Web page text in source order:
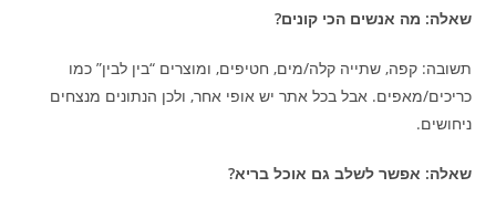
שאלה: מה אנשים הכי קונים?
תשובה: קפה, שתייה קלה/מים, חטיפים, ומוצרים “בין לבין” כמו
כריכים/מאפים. אבל בכל אתר יש אופי אחר, ולכן הנתונים מנצחים
ניחושים.
שאלה: אפשר לשלב גם אוכל בריא?